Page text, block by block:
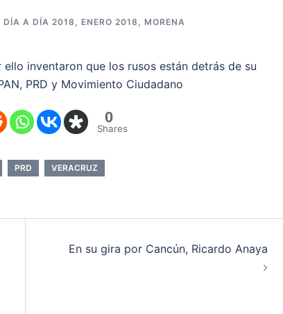
DÍA A DÍA 2018 , ENERO 2018 , MORENA
inventaron que los rusos están detrás de su
PRD y Movimiento Ciudadano
0
Shares
PRD VERACRUZ
En su gira por Cancún, Ricardo Anaya